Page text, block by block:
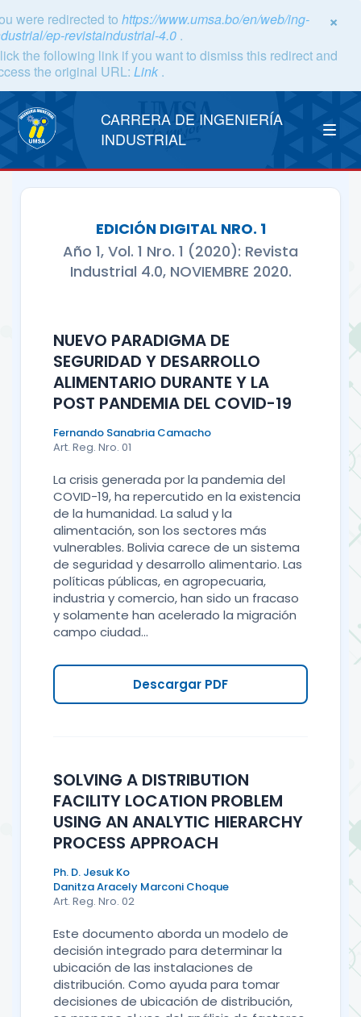
×
were redirected to https://www.umsa.bo/en/web/ing-
ep-revistaindustrial-4.0 .
the following link if you want to dismiss this redirect and
the original URL: Link .
CARRERA DE INGENIERÍA
INDUSTRIAL
EDICIÓN DIGITAL NRO. 1
Año 1, Vol. 1 Nro. 1 (2020): Revista
Industrial 4.0, NOVIEMBRE 2020.
NUEVO PARADIGMA DE
SEGURIDAD Y DESARROLLO
ALIMENTARIO DURANTE Y LA
POST PANDEMIA DEL COVID-19
Fernando Sanabria Camacho
Art. Reg. Nro. 01
La crisis generada por la pandemia del
COVID-19, ha repercutido en la existencia
de la humanidad. La salud y la
alimentación, son los sectores más
vulnerables. Bolivia carece de un sistema
de seguridad y desarrollo alimentario. Las
políticas públicas, en agropecuaria,
industria y comercio, han sido un fracaso
y solamente han acelerado la migración
campo ciudad...
Descargar PDF
SOLVING A DISTRIBUTION
FACILITY LOCATION PROBLEM
USING AN ANALYTIC HIERARCHY
PROCESS APPROACH
Ph. D. Jesuk Ko
Danitza Aracely Marconi Choque
Art. Reg. Nro. 02
Este documento aborda un modelo de
decisión integrado para determinar la
ubicación de las instalaciones de
distribución. Como ayuda para tomar
decisiones de ubicación de distribución,